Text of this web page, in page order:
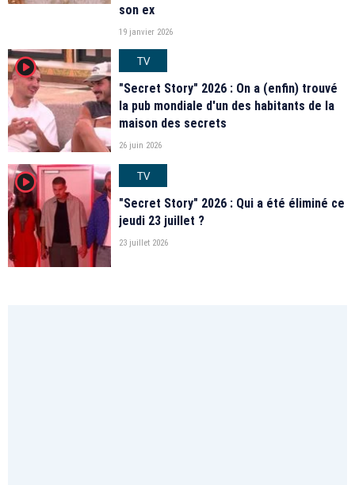
son ex
19 janvier 2026
player2
TV
"Secret Story" 2026 : On a (enfin) trouvé
la pub mondiale d'un des habitants de la
maison des secrets
26 juin 2026
player2
TV
"Secret Story" 2026 : Qui a été éliminé ce
jeudi 23 juillet ?
23 juillet 2026